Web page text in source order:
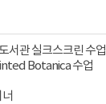
서관 실크스크린 수업
Botanica 수업